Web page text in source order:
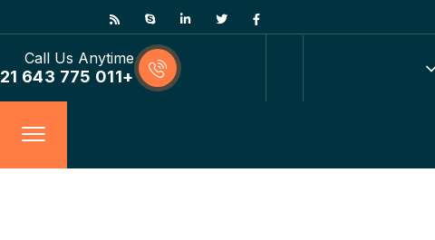
Call Us Anytime
+011 775 643 21